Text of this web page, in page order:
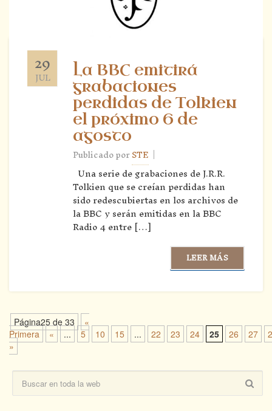
29
JUL
La BBC emitirá
grabaciones
perdidas de Tolkien
el próximo 6 de
agosto
Publicado porSTE |
Una serie de grabaciones de J.R.R.
Tolkien que se creían perdidas han
sido redescubiertas en los archivos de
la BBC y serán emitidas en la BBC
Radio 4 entre […]
LEER MÁS
Página25 de 33
«
Primera
« ... 5 10 15 ... 22 23 24 25 26 27
»